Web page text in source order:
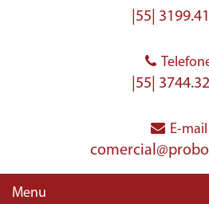
|55|
|55|
E-mail
Menu